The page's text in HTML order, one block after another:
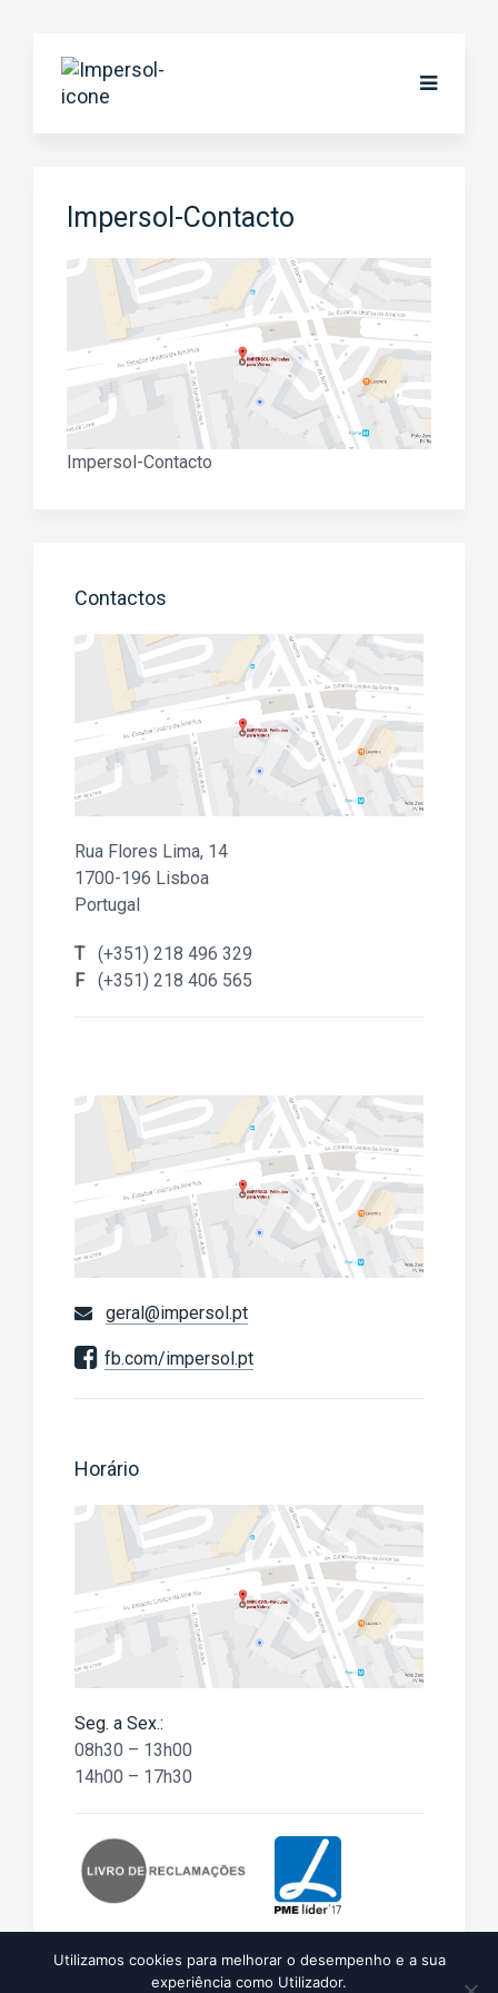
Impersol-Contacto
Impersol-Contacto
Contactos
Rua Flores Lima, 14
1700-196 Lisboa
Portugal
T (+351) 218 496 329
F (+351) 218 406 565
geral@impersol.pt
fb.com/impersol.pt
Horário
Seg. a Sex.:
08h30 – 13h00
14h00 – 17h30
Utilizamos cookies para melhorar o desempenho e a sua
experiência como Utilizador.